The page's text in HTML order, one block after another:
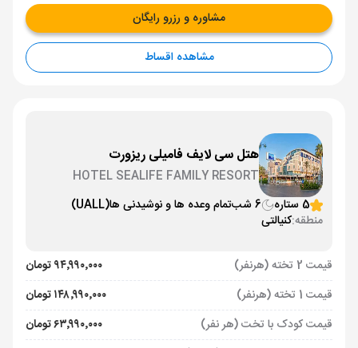
مشاوره و رزرو رایگان
مشاهده اقساط
هتل سی لایف فامیلی ریزورت
HOTEL SEALIFE FAMILY RESORT
5 ستاره
6 شب تمام وعده ها و نوشیدنی ها(UALL)
منطقه:کنیالتی
قیمت 2 تخته (هرنفر)
۹۴٬۹۹۰٬۰۰۰ تومان
قیمت 1 تخته (هرنفر)
۱۴۸٬۹۹۰٬۰۰۰ تومان
قیمت کودک با تخت (هر نفر)
۶۳٬۹۹۰٬۰۰۰ تومان